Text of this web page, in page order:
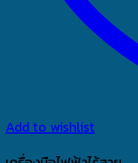
Add to wishlist